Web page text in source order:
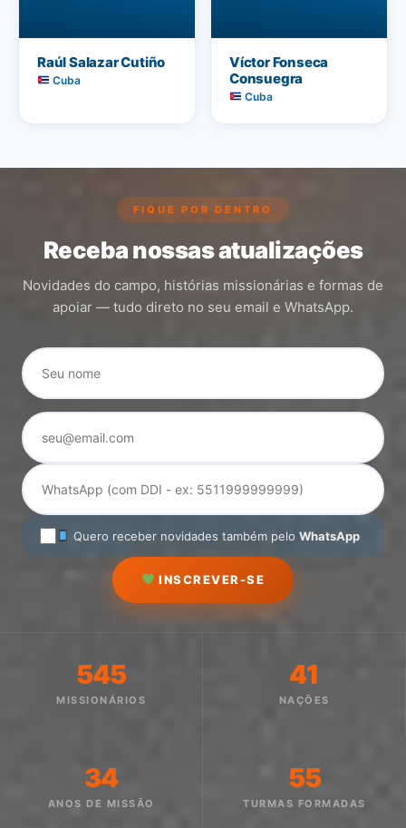
Raúl Salazar Cutiño
Cuba
Víctor Fonseca
Consuegra
Cuba
FIQUE POR DENTRO
Receba nossas atualizações
Novidades do campo, histórias missionárias e formas de
apoiar — tudo direto no seu email e WhatsApp.
Quero receber novidades também pelo WhatsApp
INSCREVER-SE
545
MISSIONÁRIOS
41
NAÇÕES
34
ANOS DE MISSÃO
55
TURMAS FORMADAS